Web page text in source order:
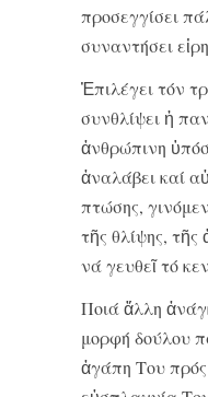
προσεγγίσει
συναντήσει
Ἐπιλέγει τόν
συνθλίψει ἡ
ἀνθρώπινη
ἀναλάβει καί
πτώσης,
τῆς θλίψης, τῆς
νά γευθεῖ τό
Ποιά ἄλλη
μορφή δούλου
ἀγάπη Του